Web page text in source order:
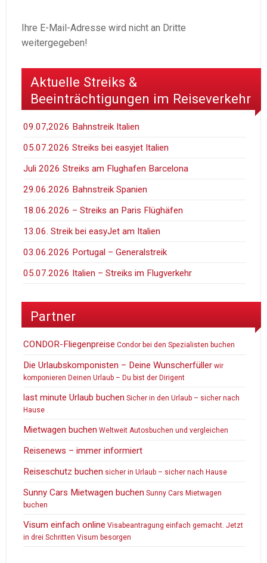
Ihre E-Mail-Adresse wird nicht an Dritte
weitergegeben!
Aktuelle Streiks &
Beeinträchtigungen im Reiseverkehr
09.07,2026 Bahnstreik Italien
05.07.2026 Streiks bei easyjet Italien
Juli 2026 Streiks am Flughafen Barcelona
29.06.2026 Bahnstreik Spanien
18.06.2026 – Streiks an Paris Flüghäfen
13.06. Streik bei easyJet am Italien
03.06.2026 Portugal – Generalstreik
05.07.2026 Italien – Streiks im Flugverkehr
Partner
CONDOR-Fliegenpreise Condor bei den Spezialisten buchen
Die Urlaubskomponisten – Deine Wunscherfüller wir
komponieren Deinen Urlaub – Du bist der Dirigent
last minute Urlaub buchen Sicher in den Urlaub – sicher nach
Hause
Mietwagen buchen Weltweit Autosbuchen und vergleichen
Reisenews – immer informiert
Reiseschutz buchen sicher in Urlaub – sicher nach Hause
Sunny Cars Mietwagen buchen Sunny Cars Mietwagen
buchen
Visum einfach online Visabeantragung einfach gemacht. Jetzt
in drei Schritten Visum besorgen